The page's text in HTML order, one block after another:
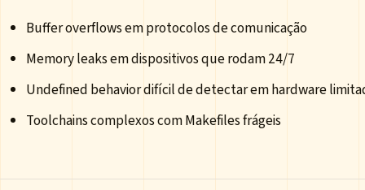
Buffer overflows em protocolos de comunicação
Memory leaks em dispositivos que rodam 24/7
Undefined behavior difícil de detectar em hardware
Toolchains complexos com Makefiles frágeis